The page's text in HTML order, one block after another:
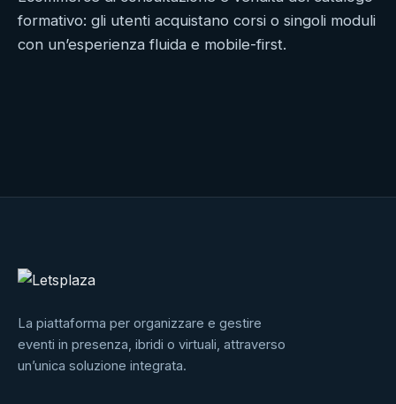
Sintesi
formativo: gli utenti acquistano corsi o singoli moduli
con un’esperienza fluida e mobile-first.
La piattaforma per organizzare e gestire
eventi in presenza, ibridi o virtuali, attraverso
un’unica soluzione integrata.